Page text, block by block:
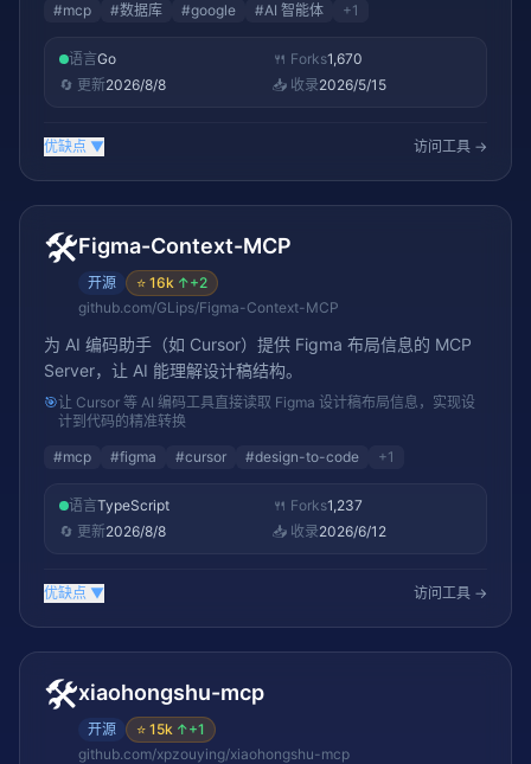
#mcp #数据库 #google #AI 智能体 +1
语言Go 🍴 Forks1,670
🔄 更新2026/8/8 📥 收录2026/5/15
优缺点 ▼ 访问工具 →
🛠️Figma-Context-MCP
开源 ⭐ 16k ↑+2
github.com/GLips/Figma-Context-MCP
为 AI 编码助手（如 Cursor）提供 Figma 布局信息的 MCP
Server，让 AI 能理解设计稿结构。
🎯让 Cursor 等 AI 编码工具直接读取 Figma 设计稿布局信息，实现设
计到代码的精准转换
#mcp #figma #cursor #design-to-code +1
语言TypeScript 🍴 Forks1,237
🔄 更新2026/8/8 📥 收录2026/6/12
优缺点 ▼ 访问工具 →
🛠️xiaohongshu-mcp
开源 ⭐ 15k ↑+1
github.com/xpzouying/xiaohongshu-mcp